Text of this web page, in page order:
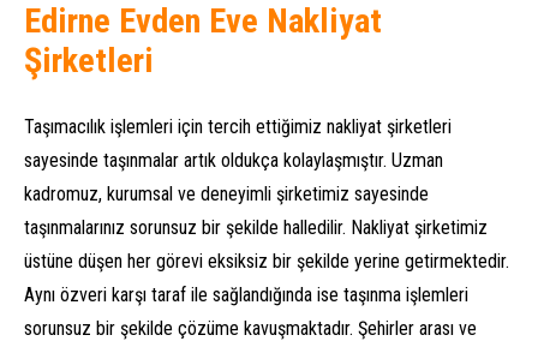
Edirne Evden Eve Nakliyat
Şirketleri
Taşımacılık işlemleri için tercih ettiğimiz nakliyat şirketleri
sayesinde taşınmalar artık oldukça kolaylaşmıştır. Uzman
kadromuz, kurumsal ve deneyimli şirketimiz sayesinde
taşınmalarınız sorunsuz bir şekilde halledilir. Nakliyat şirketimiz
üstüne düşen her görevi eksiksiz bir şekilde yerine getirmektedir.
Aynı özveri karşı taraf ile sağlandığında ise taşınma işlemleri
sorunsuz bir şekilde çözüme kavuşmaktadır. Şehirler arası ve